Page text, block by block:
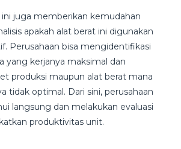
ini juga memberikan kemudahan
apakah alat berat ini digunakan
Perusahaan bisa mengidentifikasi
yang kerjanya maksimal dan
produksi maupun alat berat mana
tidak optimal. Dari sini, perusahaan
langsung dan melakukan evaluasi
produktivitas unit.